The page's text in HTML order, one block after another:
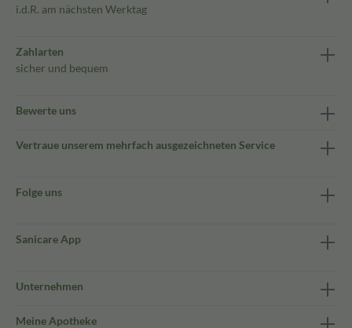
i.d.R. am nächsten Werktag
Zahlarten
sicher und bequem
Bewerte uns
Vertraue unserem mehrfach ausgezeichneten Service
Folge uns
Sanicare App
Unternehmen
Meine Apotheke